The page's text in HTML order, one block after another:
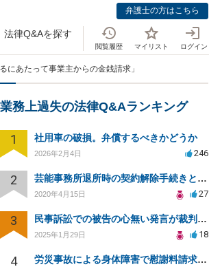
弁護士の方はこちら
法律Q&Aを探す
閲覧履歴 マイリスト ログイン
にあたって事業主からの金銭請求」
業務上過失の法律Q&Aランキング
1 社用車の破損。弁償するべきかどうか
2026年2月4日 246
2 芸能事務所退所時の契約解除手続きと注意事項
2020年4月15日 27
3 民事訴訟での被告の心無い発言が裁判に与える影響は？
2025年1月29日 18
4 労災事故による身体障害で慰謝料請求はできるのでしょうか？